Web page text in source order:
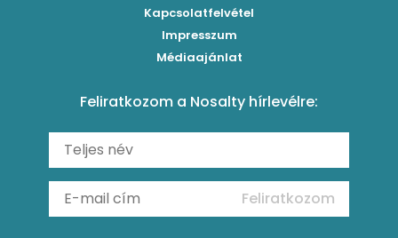
Carbonara
Szaftos paprikás csirke
Shakshuka
Ratatouille
Kukoricás-újhagymás lepény
Mexikói húsleves kukorica salsával
Almás-kéksajtos kukoricasaláta
Köretek
Reggeli receptek
Kapcsolatfelvétel
Impresszum
Médiaajánlat
Feliratkozom a Nosalty hírlevélre:
Feliratkozom